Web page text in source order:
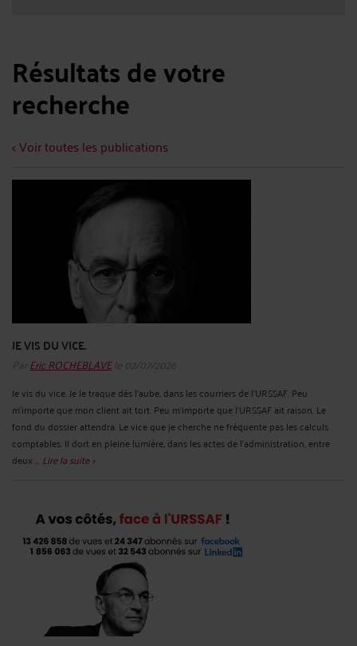
Résultats de votre
recherche
< Voir toutes les publications
JE VIS DU VICE.
Par Eric ROCHEBLAVEle 02/07/2026
Je vis du vice. Je le traque dès l'aube, dans les courriers de l'URSSAF. Peu
m'importe que mon client ait tort. Peu m'importe que l'URSSAF ait raison. Le
fond du dossier attendra. Le vice que je cherche ne fréquente pas les calculs
comptables. Il dort en pleine lumière, dans les actes de l'administration, entre
deux ... Lire la suite >